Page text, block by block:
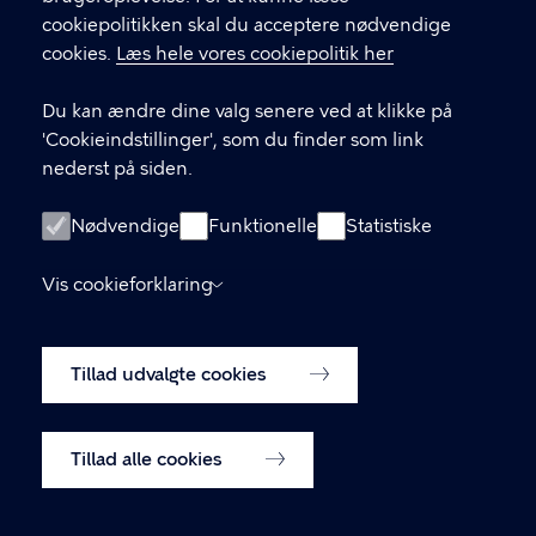
cookiepolitikken skal du acceptere nødvendige
cookies. Læs hele vores cookiepolitik her
Du kan ændre dine valg senere ved at klikke på
'Cookieindstillinger', som du finder som link
nederst på siden.
Nødvendige Funktionelle Statistiske
Vis cookieforklaring
Tillad udvalgte cookies
Tillad alle cookies
GENVEJE
Digital Post
Databeskyttelse
Tilgængelighedserklæring
Om hjemmesiden
Cookiepolitik